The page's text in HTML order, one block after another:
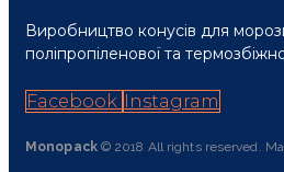
Виробництво конусів для
поліпропіленової та
Facebook Instagram
Monopack© 2018 All rights reserved.